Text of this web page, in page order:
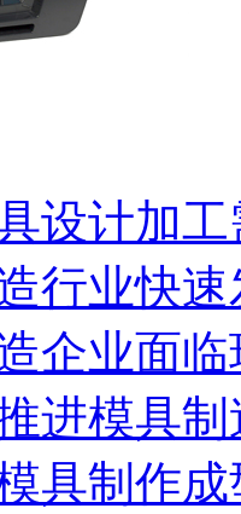
设计加
行业快
企业面
进模具
具制作